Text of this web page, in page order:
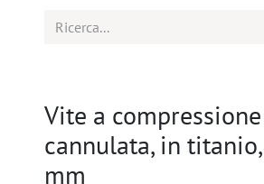
Vite a
cannulata, in
mm